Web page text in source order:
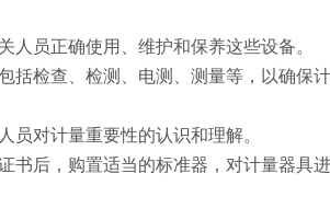
人员正确使用、维护和保养这些设备。
括检查、检测、电测、测量等，以确保
员对计量重要性的认识和理解。
书后，购置适当的标准器，对计量器具